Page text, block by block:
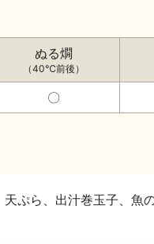
ぬる燗
（40℃前後）
〇
ぷら、出汁巻玉子、魚